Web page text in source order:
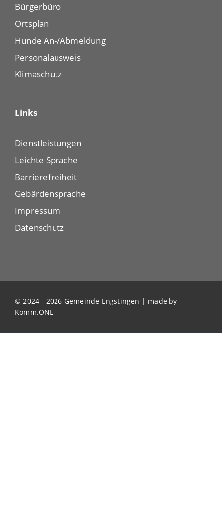
Bürgerbüro
Ortsplan
Hunde An-/Abmeldung
Personalausweis
Klimaschutz
Links
Dienstleistungen
Leichte Sprache
Barrierefreiheit
Gebärdensprache
Impressum
Datenschutz
© 2024 - 2026 Gemeinde Engstingen | made by
Komm.ONE